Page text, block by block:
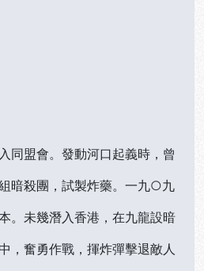
同盟會。發動河口起義時，曾
暗殺團，試製炸藥。一九○九
。未幾潛入香港，在九龍設暗
，奮勇作戰，揮炸彈擊退敵人